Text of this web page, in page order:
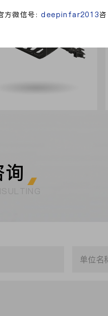
方微信号: deepinfar2013咨